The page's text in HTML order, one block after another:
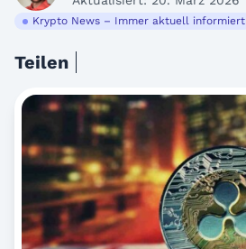
Krypto News – Immer aktuell informiert
Teilen